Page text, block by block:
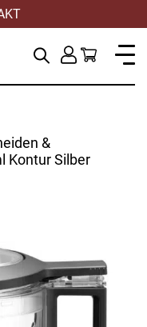
&
Kontur Silber